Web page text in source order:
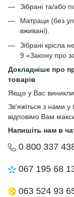
Зібрані та/або
Матраци (без
вживані).
Зібрані крісла
9 «Закону про
Докладніше про
товарів
Якщо у Вас
Зв'яжіться з нами у
відповімо Вам
Напишіть нам в
0 800 337
067 195 68
063 524 93